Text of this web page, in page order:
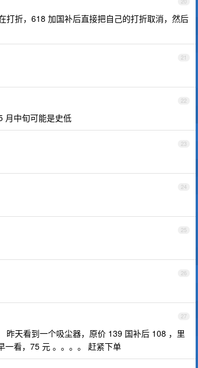
折，618 加国补后直接把自己的打折取消，然后
21
22
月中旬可能是史低
23
24
25
26
27
昨天看到一个吸尘器，原价 139 国补后 108 ，里
一看，75 元 。。。。 赶紧下单